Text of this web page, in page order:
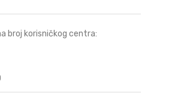
broj korisničkog centra: